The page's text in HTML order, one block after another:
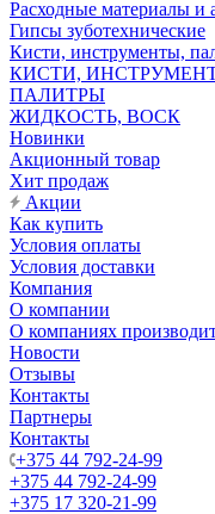
Расходные материалы и
Гипсы зуботехнические
Кисти, инструменты,
КИСТИ,
ПАЛИТРЫ
ЖИДКОСТЬ, ВОСК
Новинки
Акционный товар
Хит продаж
Акции
Как купить
Условия оплаты
Условия доставки
Компания
О компании
О компаниях
Новости
Отзывы
Контакты
Партнеры
Контакты
+375 44 792-24-99
+375 44 792-24-99
+375 17 320-21-99